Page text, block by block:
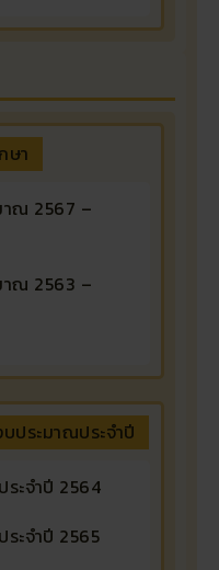
า
าณ 2567 –
าณ 2563 –
ประมาณประจำปี
ะจำปี 2564
ะจำปี 2565